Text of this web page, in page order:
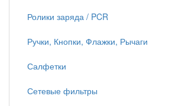
Ролики заряда / PCR
Ручки, Кнопки, Флажки, Рычаги
Салфетки
Сетевые фильтры